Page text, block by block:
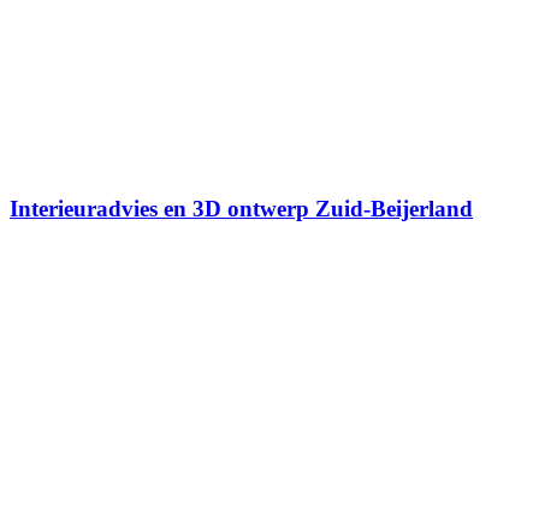
Interieuradvies en 3D ontwerp Zuid-Beijerland